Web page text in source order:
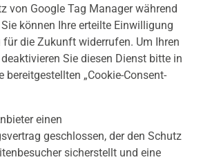
von Google Tag Manager während
können Ihre erteilte Einwilligung
die Zukunft widerrufen. Um Ihren
Sie diesen Dienst bitte in
bereitgestellten „Cookie-Consent-
einen
geschlossen, der den Schutz
sicherstellt und eine